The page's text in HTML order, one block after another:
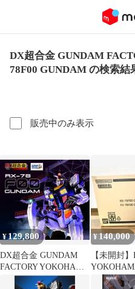
DX超合金 GUNDAM
78F00 GUNDAM の検索結
販売中のみ表示
¥129,800
DX超合金 GUNDAM
FACTORY YOKOHAMA
RX-78F00
¥140,000
【未開封
DX超合金